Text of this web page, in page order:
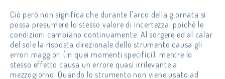
Ciò però non significa che durante l'arco della giornata si
possa presumere lo stesso valore di incertezza, poichè le
condizioni cambiano continuamente. Al sorgere ed al calar
del sole la risposta direzionale dello strumento causa gli
errori maggiori (in quei momenti specifici), mentre lo
stesso effetto causa un errore quasi irrilevante a
mezzogiorno. Quando lo strumento non viene usato ad